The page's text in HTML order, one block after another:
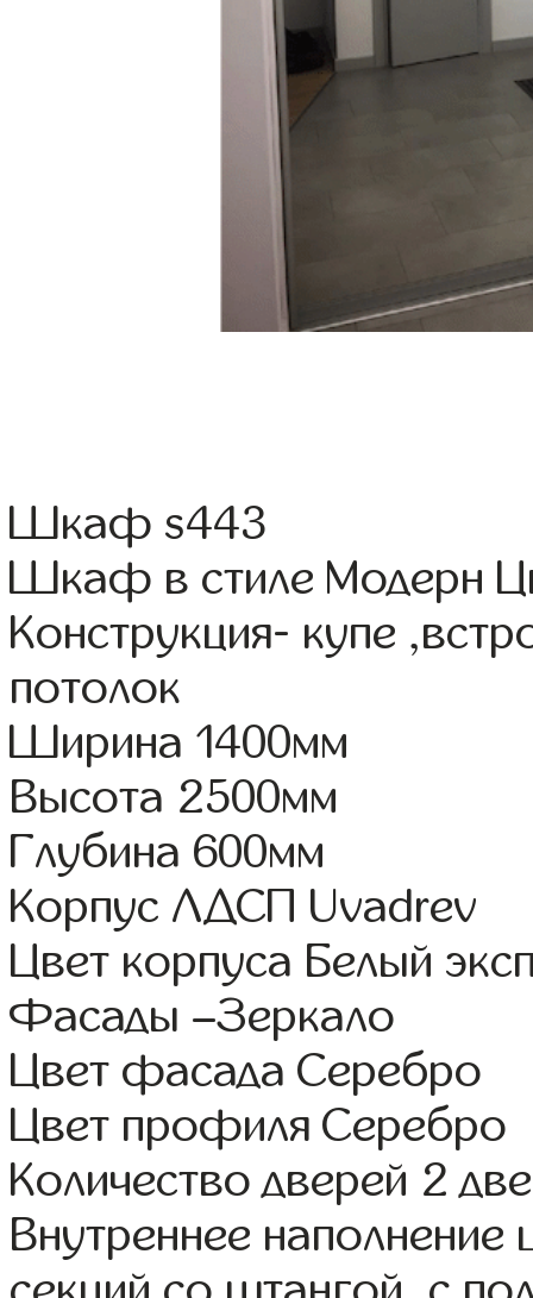
Шкаф s443
Шкаф в стиле Модерн
Конструкция- купе
потолок
Ширина 1400мм
Высота 2500мм
Глубина 600мм
Корпус ЛДСП Uvadrev
Цвет корпуса Белый
Фасады –Зеркало
Цвет фасада Серебро
Цвет профиля Серебро
Количество дверей 2
Внутреннее